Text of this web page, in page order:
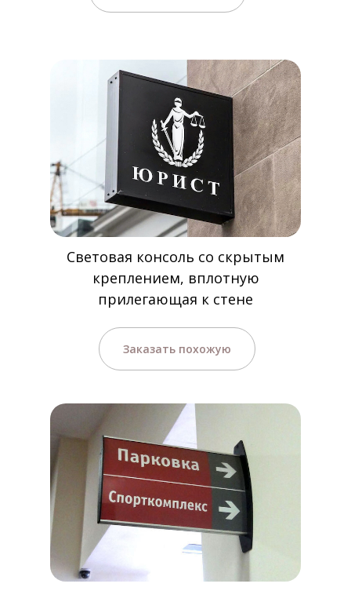
Световая консоль со скрытым
креплением, вплотную
прилегающая к стене
Заказать похожую